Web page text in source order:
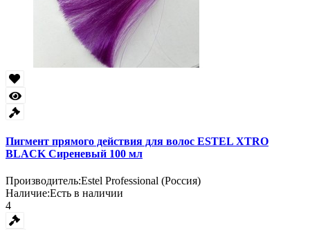
Пигмент прямого действия для волос ESTEL XTRO
BLACK Сиреневый 100 мл
Производитель:Estel Professional (Россия)
Наличие:Есть в наличии
4